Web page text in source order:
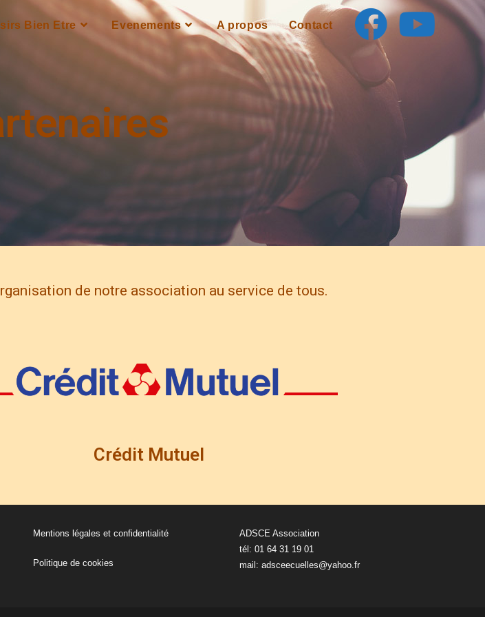
Bien Etre Evenements A propos Contact
de notre association au service de tous.
Crédit Mutuel
Mentions légales et confidentialité
Politique de cookies
ADSCE Association
tél: 01 64 31 19 01
mail: adsceecuelles@yahoo.fr